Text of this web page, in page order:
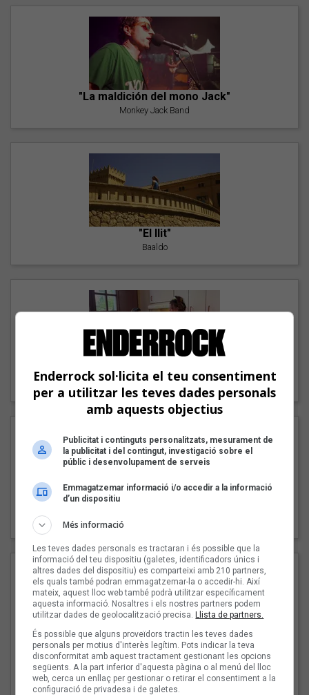
"La maldición del mono Jack"
Monkey Jack Band
"El llit"
Baaldo
"Lo bueno y lo malo"
Carmen y María
Pep Álvarez amb Joan Muntaner (Xanguito)
"Les cabres"
94 Rules amb Compte
Enderrock sol·licita el teu consentiment
per a utilitzar les teves dades personals
amb aquests objectius
Publicitat i continguts personalitzats, mesurament de
la publicitat i del contingut, investigació sobre el
públic i desenvolupament de serveis
Emmagatzemar informació i/o accedir a la informació
d’un dispositiu
Més informació
Les teves dades personals es tractaran i és possible que la
informació del teu dispositiu (galetes, identificadors únics i
altres dades del dispositiu) es comparteixi amb 210 partners,
els quals també podran emmagatzemar-la o accedir-hi. Així
mateix, aquest lloc web també podrà utilitzar específicament
aquesta informació. Nosaltres i els nostres partners podem
utilitzar dades de geolocalització precisa. Llista de partners.
És possible que alguns proveïdors tractin les teves dades
personals per motius d'interès legítim. Pots indicar la teva
disconformitat amb aquest tractament gestionant les opcions
següents. A la part inferior d'aquesta pàgina o al menú del lloc
web, cerca un enllaç per gestionar o retirar el consentiment a la
configuració de privadesa i de galetes.